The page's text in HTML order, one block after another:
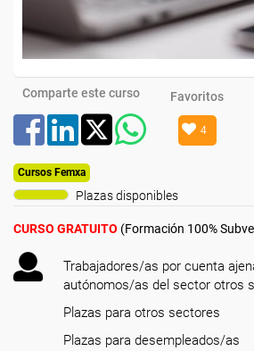
Comparte este curso Favoritos
4
Cursos Femxa
Plazas disponibles
CURSO GRATUITO (Formación 100%
Trabajadores/as por cuenta
autónomos/as del sector otros
Plazas para otros sectores
Plazas para desempleados/as